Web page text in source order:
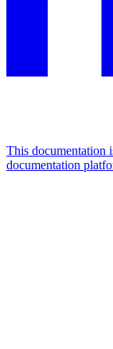
This documentation
documentation